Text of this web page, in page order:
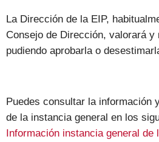
La Dirección de la EIP,
Consejo de Dirección, valorará
pudiendo aprobarla o
Puedes consultar la información
de la instancia general en los
Información instancia general de